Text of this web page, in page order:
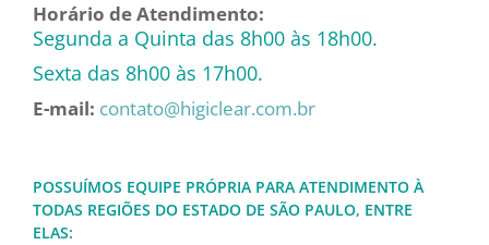
Horário de Atendimento:
Segunda a Quinta das 8h00 às 18h00.
Sexta das 8h00 às 17h00.
E-mail: contato@higiclear.com.br
POSSUÍMOS EQUIPE PRÓPRIA PARA ATENDIMENTO À
TODAS REGIÕES DO ESTADO DE SÃO PAULO, ENTRE
ELAS: